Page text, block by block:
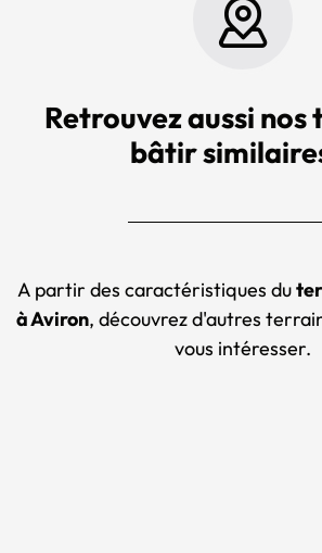
Retrouvez aussi nos
bâtir
A partir des caractéristiques du
à Aviron, découvrez d'autres
vous intéresser.